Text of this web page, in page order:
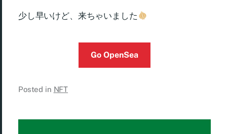
少し早いけど、来ちゃいました
Go OpenSea
Posted in NFT